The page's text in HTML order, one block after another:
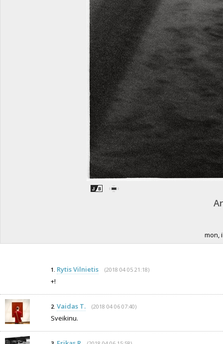
mon,
1. Rytis Vilnietis (2018 04 05 21:18)
+!
2. Vaidas T. (2018 04 06 07:40)
Sveikinu.